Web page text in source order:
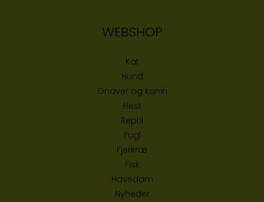
WEBSHOP
Kat
Hund
Gnaver og kanin
Hest
Reptil
Fugl
Fjerkræ
Fisk
Havedam
Nyheder